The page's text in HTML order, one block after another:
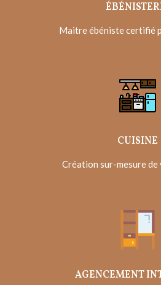
Maitre ébéniste certifié
CUISINE
Création sur-mesure
AGENCEMENT